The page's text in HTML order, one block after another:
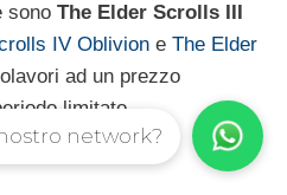
sono The Elder Scrolls III
IV Oblivion e The Elder
ad un prezzo
limitato.
network?